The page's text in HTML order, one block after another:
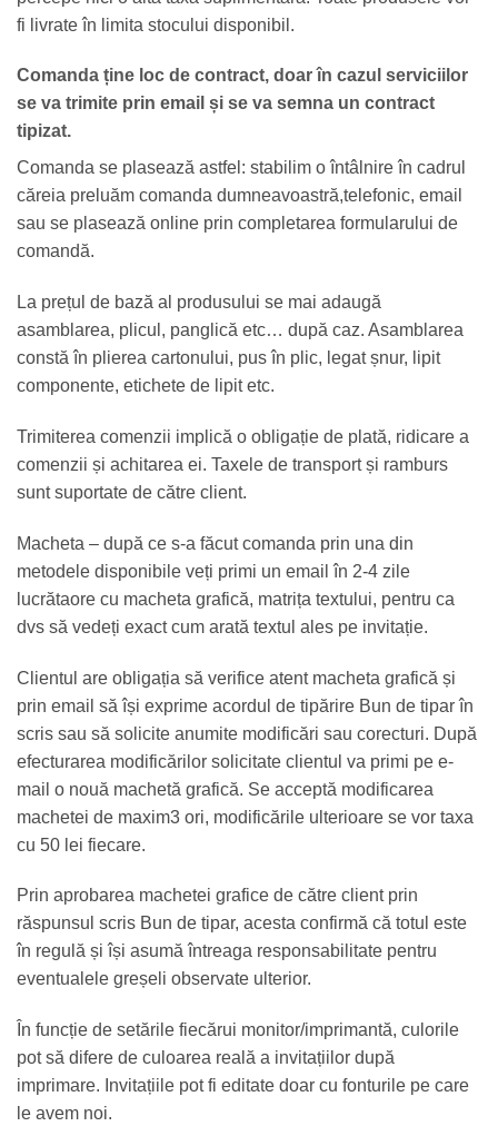
fi livrate în limita stocului disponibil.
Comanda ține loc de contract, doar în cazul serviciilor
se va trimite prin email și se va semna un contract
tipizat.
Comanda se plasează astfel: stabilim o întâlnire în cadrul
căreia preluăm comanda dumneavoastră,telefonic, email
sau se plasează online prin completarea formularului de
comandă.
La prețul de bază al produsului se mai adaugă
asamblarea, plicul, panglică etc… după caz. Asamblarea
constă în plierea cartonului, pus în plic, legat șnur, lipit
componente, etichete de lipit etc.
Trimiterea comenzii implică o obligație de plată, ridicare a
comenzii și achitarea ei. Taxele de transport și ramburs
sunt suportate de către client.
Macheta – după ce s-a făcut comanda prin una din
metodele disponibile veți primi un email în 2-4 zile
lucrătaore cu macheta grafică, matrița textului, pentru ca
dvs să vedeți exact cum arată textul ales pe invitație.
Clientul are obligația să verifice atent macheta grafică și
prin email să își exprime acordul de tipărire Bun de tipar în
scris sau să solicite anumite modificări sau corecturi. După
efecturarea modificărilor solicitate clientul va primi pe e-
mail o nouă machetă grafică. Se acceptă modificarea
machetei de maxim3 ori, modificările ulterioare se vor taxa
cu 50 lei fiecare.
Prin aprobarea machetei grafice de către client prin
răspunsul scris Bun de tipar, acesta confirmă că totul este
în regulă și își asumă întreaga responsabilitate pentru
eventualele greșeli observate ulterior.
În funcție de setările fiecărui monitor/imprimantă, culorile
pot să difere de culoarea reală a invitațiilor după
imprimare. Invitațiile pot fi editate doar cu fonturile pe care
le avem noi.